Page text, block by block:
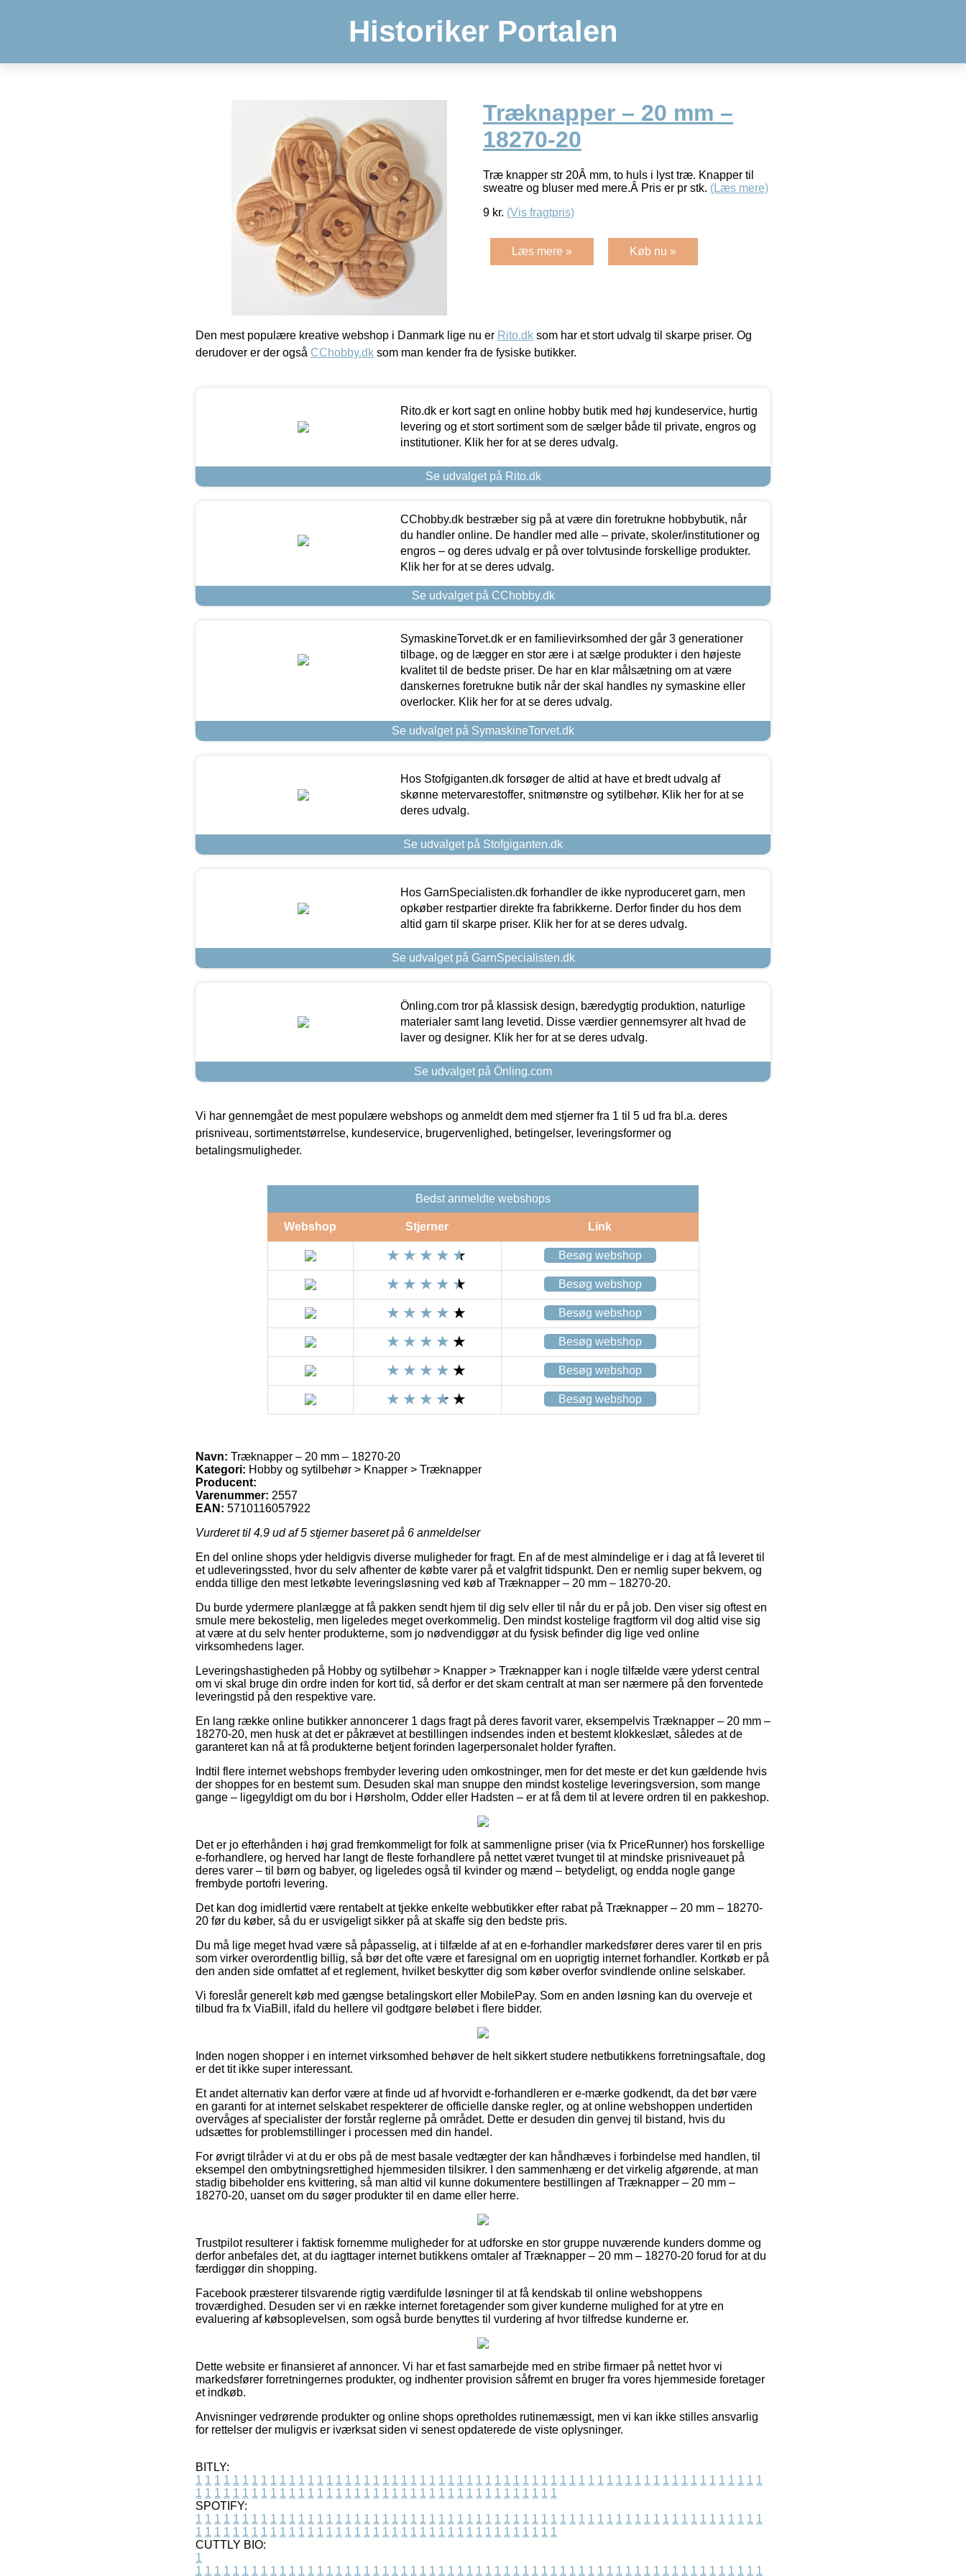
Historiker Portalen
Træknapper – 20 mm –
18270-20
Træ knapper str 20Â mm, to huls i lyst træ. Knapper til
sweatre og bluser med mere.Â Pris er pr stk. (Læs mere)
9 kr. (Vis fragtpris)
Læs mere » Køb nu »
Den mest populære kreative webshop i Danmark lige nu er Rito.dk som har et stort udvalg til skarpe priser. Og
derudover er der også CChobby.dk som man kender fra de fysiske butikker.
Rito.dk er kort sagt en online hobby butik med høj kundeservice, hurtig
levering og et stort sortiment som de sælger både til private, engros og
institutioner. Klik her for at se deres udvalg.
Se udvalget på Rito.dk
CChobby.dk bestræber sig på at være din foretrukne hobbybutik, når
du handler online. De handler med alle – private, skoler/institutioner og
engros – og deres udvalg er på over tolvtusinde forskellige produkter.
Klik her for at se deres udvalg.
Se udvalget på CChobby.dk
SymaskineTorvet.dk er en familievirksomhed der går 3 generationer
tilbage, og de lægger en stor ære i at sælge produkter i den højeste
kvalitet til de bedste priser. De har en klar målsætning om at være
danskernes foretrukne butik når der skal handles ny symaskine eller
overlocker. Klik her for at se deres udvalg.
Se udvalget på SymaskineTorvet.dk
Hos Stofgiganten.dk forsøger de altid at have et bredt udvalg af
skønne metervarestoffer, snitmønstre og sytilbehør. Klik her for at se
deres udvalg.
Se udvalget på Stofgiganten.dk
Hos GarnSpecialisten.dk forhandler de ikke nyproduceret garn, men
opkøber restpartier direkte fra fabrikkerne. Derfor finder du hos dem
altid garn til skarpe priser. Klik her for at se deres udvalg.
Se udvalget på GarnSpecialisten.dk
Önling.com tror på klassisk design, bæredygtig produktion, naturlige
materialer samt lang levetid. Disse værdier gennemsyrer alt hvad de
laver og designer. Klik her for at se deres udvalg.
Se udvalget på Önling.com
Vi har gennemgået de mest populære webshops og anmeldt dem med stjerner fra 1 til 5 ud fra bl.a. deres
prisniveau, sortimentstørrelse, kundeservice, brugervenlighed, betingelser, leveringsformer og
betalingsmuligheder.
Bedst anmeldte webshops
Webshop Stjerner Link
Besøg webshop
Besøg webshop
Besøg webshop
Besøg webshop
Besøg webshop
Besøg webshop
Navn: Træknapper – 20 mm – 18270-20
Kategori: Hobby og sytilbehør > Knapper > Træknapper
Producent:
Varenummer: 2557
EAN: 5710116057922
Vurderet til 4.9 ud af 5 stjerner baseret på 6 anmeldelser
En del online shops yder heldigvis diverse muligheder for fragt. En af de mest almindelige er i dag at få leveret til
et udleveringssted, hvor du selv afhenter de købte varer på et valgfrit tidspunkt. Den er nemlig super bekvem, og
endda tillige den mest letkøbte leveringsløsning ved køb af Træknapper – 20 mm – 18270-20.
Du burde ydermere planlægge at få pakken sendt hjem til dig selv eller til når du er på job. Den viser sig oftest en
smule mere bekostelig, men ligeledes meget overkommelig. Den mindst kostelige fragtform vil dog altid vise sig
at være at du selv henter produkterne, som jo nødvendiggør at du fysisk befinder dig lige ved online
virksomhedens lager.
Leveringshastigheden på Hobby og sytilbehør > Knapper > Træknapper kan i nogle tilfælde være yderst central
om vi skal bruge din ordre inden for kort tid, så derfor er det skam centralt at man ser nærmere på den forventede
leveringstid på den respektive vare.
En lang række online butikker annoncerer 1 dags fragt på deres favorit varer, eksempelvis Træknapper – 20 mm –
18270-20, men husk at det er påkrævet at bestillingen indsendes inden et bestemt klokkeslæt, således at de
garanteret kan nå at få produkterne betjent forinden lagerpersonalet holder fyraften.
Indtil flere internet webshops frembyder levering uden omkostninger, men for det meste er det kun gældende hvis
der shoppes for en bestemt sum. Desuden skal man snuppe den mindst kostelige leveringsversion, som mange
gange – ligegyldigt om du bor i Hørsholm, Odder eller Hadsten – er at få dem til at levere ordren til en pakkeshop.
Det er jo efterhånden i høj grad fremkommeligt for folk at sammenligne priser (via fx PriceRunner) hos forskellige
e-forhandlere, og herved har langt de fleste forhandlere på nettet været tvunget til at mindske prisniveauet på
deres varer – til børn og babyer, og ligeledes også til kvinder og mænd – betydeligt, og endda nogle gange
frembyde portofri levering.
Det kan dog imidlertid være rentabelt at tjekke enkelte webbutikker efter rabat på Træknapper – 20 mm – 18270-
20 før du køber, så du er usvigeligt sikker på at skaffe sig den bedste pris.
Du må lige meget hvad være så påpasselig, at i tilfælde af at en e-forhandler markedsfører deres varer til en pris
som virker overordentlig billig, så bør det ofte være et faresignal om en uoprigtig internet forhandler. Kortkøb er på
den anden side omfattet af et reglement, hvilket beskytter dig som køber overfor svindlende online selskaber.
Vi foreslår generelt køb med gængse betalingskort eller MobilePay. Som en anden løsning kan du overveje et
tilbud fra fx ViaBill, ifald du hellere vil godtgøre beløbet i flere bidder.
Inden nogen shopper i en internet virksomhed behøver de helt sikkert studere netbutikkens forretningsaftale, dog
er det tit ikke super interessant.
Et andet alternativ kan derfor være at finde ud af hvorvidt e-forhandleren er e-mærke godkendt, da det bør være
en garanti for at internet selskabet respekterer de officielle danske regler, og at online webshoppen undertiden
overvåges af specialister der forstår reglerne på området. Dette er desuden din genvej til bistand, hvis du
udsættes for problemstillinger i processen med din handel.
For øvrigt tilråder vi at du er obs på de mest basale vedtægter der kan håndhæves i forbindelse med handlen, til
eksempel den ombytningsrettighed hjemmesiden tilsikrer. I den sammenhæng er det virkelig afgørende, at man
stadig bibeholder ens kvittering, så man altid vil kunne dokumentere bestillingen af Træknapper – 20 mm –
18270-20, uanset om du søger produkter til en dame eller herre.
Trustpilot resulterer i faktisk fornemme muligheder for at udforske en stor gruppe nuværende kunders domme og
derfor anbefales det, at du iagttager internet butikkens omtaler af Træknapper – 20 mm – 18270-20 forud for at du
færdiggør din shopping.
Facebook præsterer tilsvarende rigtig værdifulde løsninger til at få kendskab til online webshoppens
troværdighed. Desuden ser vi en række internet foretagender som giver kunderne mulighed for at ytre en
evaluering af købsoplevelsen, som også burde benyttes til vurdering af hvor tilfredse kunderne er.
Dette website er finansieret af annoncer. Vi har et fast samarbejde med en stribe firmaer på nettet hvor vi
markedsfører forretningernes produkter, og indhenter provision såfremt en bruger fra vores hjemmeside foretager
et indkøb.
Anvisninger vedrørende produkter og online shops opretholdes rutinemæssigt, men vi kan ikke stilles ansvarlig
for rettelser der muligvis er iværksat siden vi senest opdaterede de viste oplysninger.
BITLY:
1 1 1 1 1 1 1 1 1 1 1 1 1 1 1 1 1 1 1 1 1 1 1 1 1 1 1 1 1 1 1 1 1 1 1 1 1 1 1 1 1 1 1 1 1 1 1 1 1 1 1 1 1 1 1 1 1 1 1 1 1
1 1 1 1 1 1 1 1 1 1 1 1 1 1 1 1 1 1 1 1 1 1 1 1 1 1 1 1 1 1 1 1 1 1 1 1 1 1 1
SPOTIFY:
1 1 1 1 1 1 1 1 1 1 1 1 1 1 1 1 1 1 1 1 1 1 1 1 1 1 1 1 1 1 1 1 1 1 1 1 1 1 1 1 1 1 1 1 1 1 1 1 1 1 1 1 1 1 1 1 1 1 1 1 1
1 1 1 1 1 1 1 1 1 1 1 1 1 1 1 1 1 1 1 1 1 1 1 1 1 1 1 1 1 1 1 1 1 1 1 1 1 1 1
CUTTLY BIO:
1
1 1 1 1 1 1 1 1 1 1 1 1 1 1 1 1 1 1 1 1 1 1 1 1 1 1 1 1 1 1 1 1 1 1 1 1 1 1 1 1 1 1 1 1 1 1 1 1 1 1 1 1 1 1 1 1 1 1 1 1 1